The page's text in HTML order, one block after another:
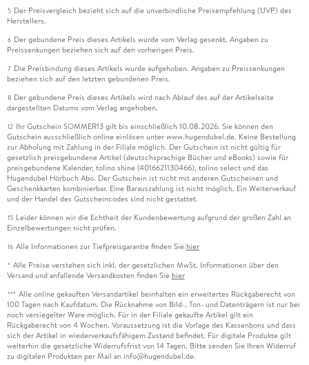
5 Der Preisvergleich bezieht sich auf die unverbindliche Preisempfehlung (UVP) des
Herstellers.
6 Der gebundene Preis dieses Artikels wurde vom Verlag gesenkt. Angaben zu
Preissenkungen beziehen sich auf den vorherigen Preis.
7 Die Preisbindung dieses Artikels wurde aufgehoben. Angaben zu Preissenkungen
beziehen sich auf den letzten gebundenen Preis.
8 Der gebundene Preis dieses Artikels wird nach Ablauf des auf der Artikelseite
dargestellten Datums vom Verlag angehoben.
12 Ihr Gutschein SOMMER13 gilt bis einschließlich 10.08.2026. Sie können den
Gutschein ausschließlich online einlösen unter www.hugendubel.de. Keine Bestellung
zur Abholung mit Zahlung in der Filiale möglich. Der Gutschein ist nicht gültig für
gesetzlich preisgebundene Artikel (deutschsprachige Bücher und eBooks) sowie für
preisgebundene Kalender, tolino shine (4016621130466), tolino select und das
Hugendubel Hörbuch Abo. Der Gutschein ist nicht mit anderen Gutscheinen und
Geschenkkarten kombinierbar. Eine Barauszahlung ist nicht möglich. Ein Weiterverkauf
und der Handel des Gutscheincodes sind nicht gestattet.
15 Leider können wir die Echtheit der Kundenbewertung aufgrund der großen Zahl an
Einzelbewertungen nicht prüfen.
16 Alle Informationen zur Tiefpreisgarantie finden Sie hier
* Alle Preise verstehen sich inkl. der gesetzlichen MwSt. Informationen über den
Versand und anfallende Versandkosten finden Sie hier
*** Alle online gekauften Versandartikel beinhalten ein erweitertes Rückgaberecht von
100 Tagen nach Kaufdatum. Die Rücknahme von Bild-, Ton- und Datenträgern ist nur bei
noch versiegelter Ware möglich. Für in der Filiale gekaufte Artikel gilt ein
Rückgaberecht von 4 Wochen. Voraussetzung ist die Vorlage des Kassenbons und dass
sich der Artikel in wiederverkaufsfähigem Zustand befindet. Für digitale Produkte gilt
weiterhin die gesetzliche Widerrufsfrist von 14 Tagen. Bitte senden Sie Ihren Widerruf
zu digitalen Produkten per Mail an info@hugendubel.de.